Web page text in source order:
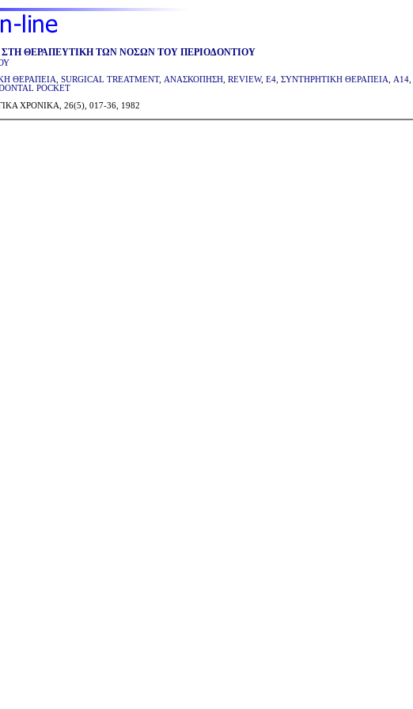
ΘΕΡΑΠΕΥΤΙΚΗ ΤΩΝ ΝΟΣΩΝ ΤΟΥ ΠΕΡΙΟΔΟΝΤΙΟΥ
ΘΕΡΑΠΕΙΑ, SURGICAL TREATMENT, ΑΝΑΣΚΟΠΗΣΗ, REVIEW, E4, ΣΥΝΤΗΡΗΤΙΚΗ ΘΕΡΑΠΕΙΑ, A14,
POCKET
ΧΡΟΝΙΚΑ, 26(5), 017-36, 1982